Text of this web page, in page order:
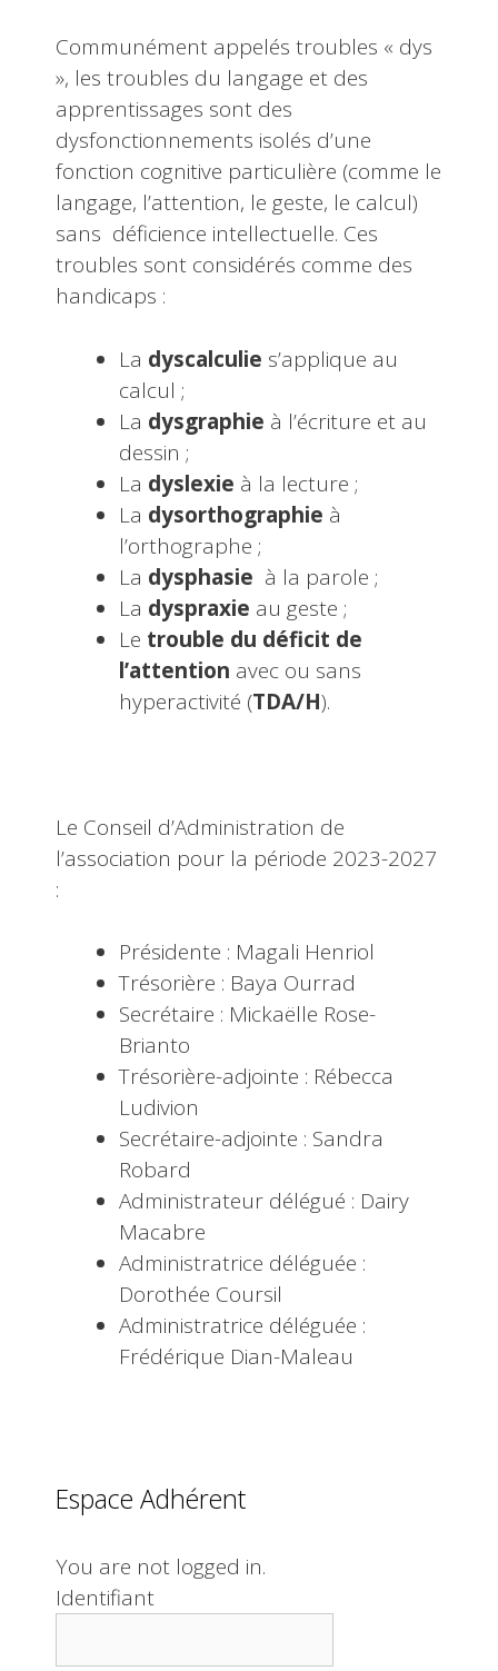
Communément appelés troubles « dys
», les troubles du langage et des
apprentissages sont des
dysfonctionnements isolés d’une
fonction cognitive particulière (comme le
langage, l’attention, le geste, le calcul)
sans déficience intellectuelle. Ces
troubles sont considérés comme des
handicaps :
La dyscalculie s’applique au
calcul ;
La dysgraphie à l’écriture et au
dessin ;
La dyslexie à la lecture ;
La dysorthographie à
l’orthographe ;
La dysphasie à la parole ;
La dyspraxie au geste ;
Le trouble du déficit de
l’attention avec ou sans
hyperactivité (TDA/H).
Le Conseil d’Administration de
l’association pour la période 2023-2027
:
Présidente : Magali Henriol
Trésorière : Baya Ourrad
Secrétaire : Mickaëlle Rose-
Brianto
Trésorière-adjointe : Rébecca
Ludivion
Secrétaire-adjointe : Sandra
Robard
Administrateur délégué : Dairy
Macabre
Administratrice déléguée :
Dorothée Coursil
Administratrice déléguée :
Frédérique Dian-Maleau
Espace Adhérent
You are not logged in.
Identifiant